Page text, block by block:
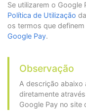
}
},
Se utilizarem o Google
Política de Utilização
os termos que definem
Google Pay.
Observação
A descrição
diretamente
Google Pay no site